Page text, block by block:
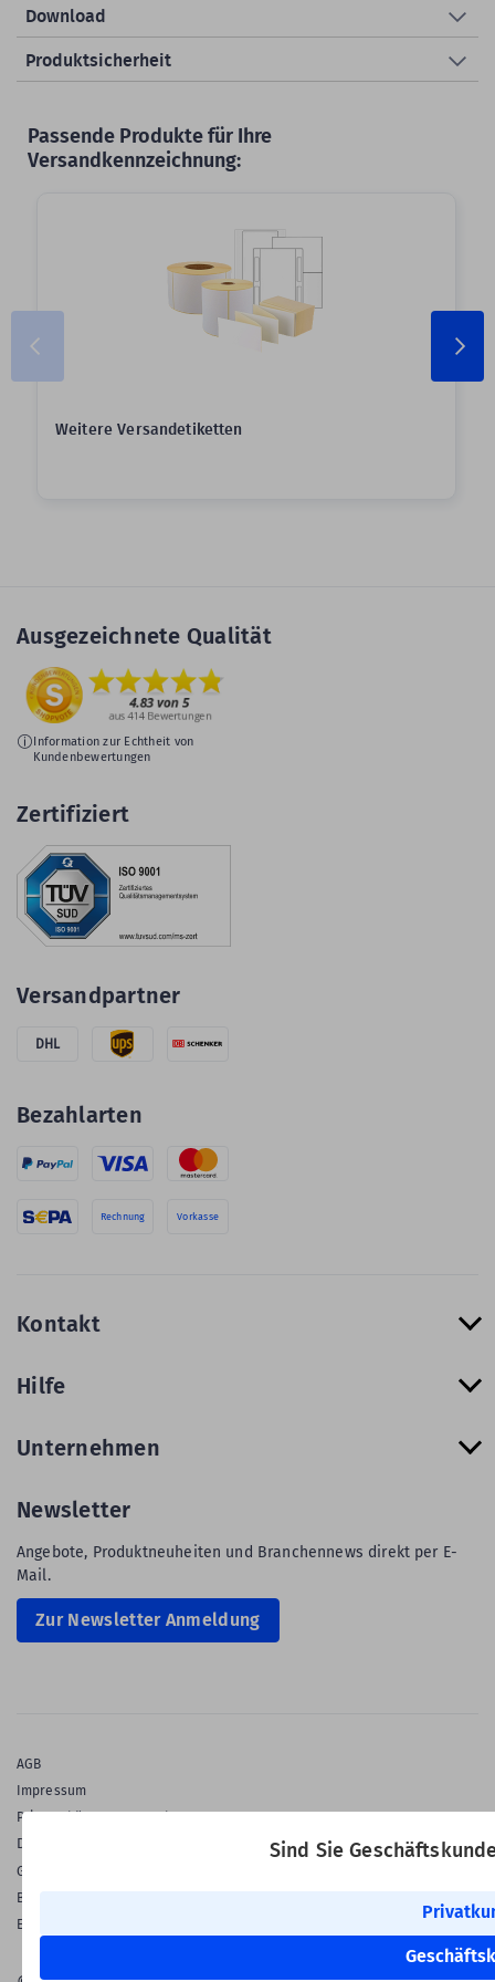
Sind Sie
Download
Produktsicherheit
Passende Produkte für Ihre
Versandkennzeichnung:
Weitere Versandetiketten
Ausgezeichnete Qualität
Information zur Echtheit von
Kundenbewertungen
Zertifiziert
Versandpartner
DHL
Bezahlarten
Rechnung Vorkasse
Kontakt
Hilfe
Unternehmen
Newsletter
Angebote, Produktneuheiten und Branchennews direkt per E-
Mail.
Zur Newsletter Anmeldung
AGB
Impressum
Privatsphäre & Datenschutz
Datenschutz-Einstellungen
Gewährleistung
Barrierefreiheitserklärung
English Language